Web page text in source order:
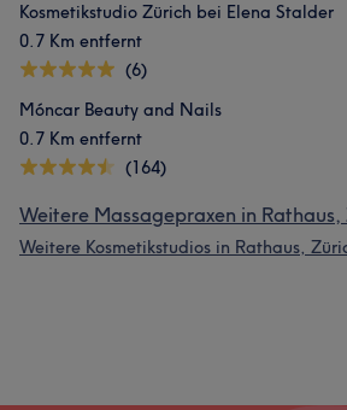
Kosmetikstudio Zürich bei Elena Stalder
0.7 Km entfernt
(6)
Móncar Beauty and Nails
0.7 Km entfernt
(164)
Weitere Massagepraxen in Rathaus,
Weitere Kosmetikstudios in Rathaus,